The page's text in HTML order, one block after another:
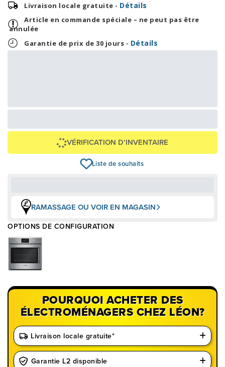
Livraison locale gratuite - Détails
Article en commande spéciale – ne peut pas être
annulée
Garantie de prix de 30 jours - Détails
VÉRIFICATION D’INVENTAIRE
Liste de souhaits
RAMASSAGE OU VOIR EN MAGASIN
OPTIONS DE CONFIGURATION
POURQUOI ACHETER DES
ÉLECTROMÉNAGERS CHEZ LÉON?
Livraison locale gratuite*
Garantie L2 disponible